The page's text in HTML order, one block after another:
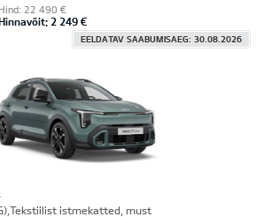
22 490 €
2 249 €
EELDATAV SAABUMISAEG: 30.08.2026
istmekatted, must